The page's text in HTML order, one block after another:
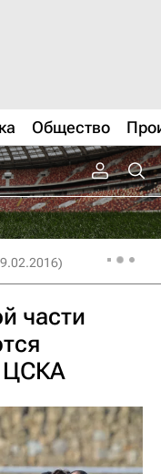
Общество
части
ЦСКА